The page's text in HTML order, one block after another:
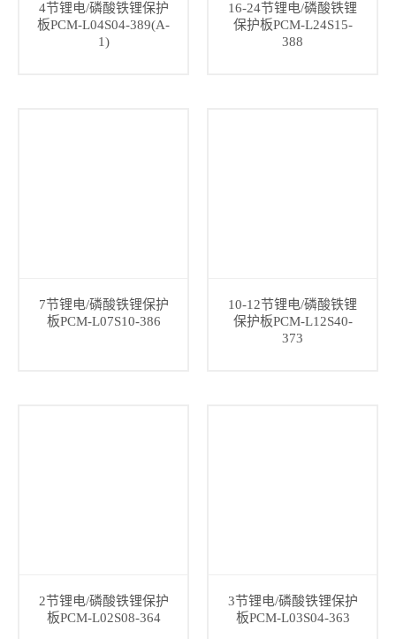
4节锂电/磷酸铁锂保护
板PCM-L04S04-389(A-
1)
16-24节锂电/磷酸铁锂
保护板PCM-L24S15-
388
7节锂电/磷酸铁锂保护
板PCM-L07S10-386
10-12节锂电/磷酸铁锂
保护板PCM-L12S40-
373
2节锂电/磷酸铁锂保护
板PCM-L02S08-364
3节锂电/磷酸铁锂保护
板PCM-L03S04-363